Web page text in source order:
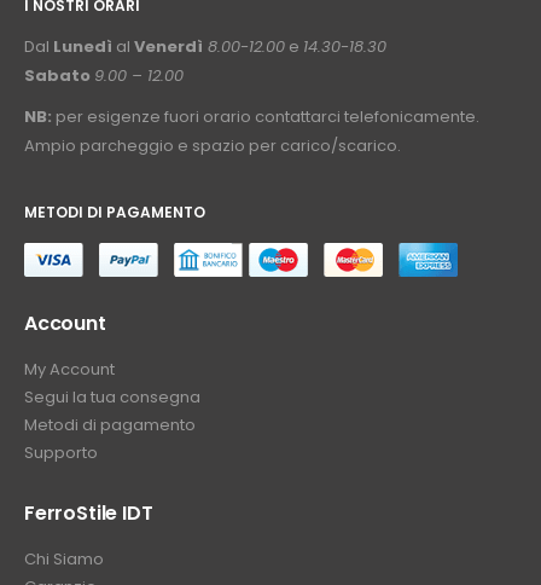
I NOSTRI ORARI
Dal Lunedì al Venerdì 8.00-12.00 e 14.30-18.30
Sabato 9.00 – 12.00
NB: per esigenze fuori orario contattarci telefonicamente.
Ampio parcheggio e spazio per carico/scarico.
METODI DI PAGAMENTO
Account
My Account
Segui la tua consegna
Metodi di pagamento
Supporto
FerroStile IDT
Chi Siamo